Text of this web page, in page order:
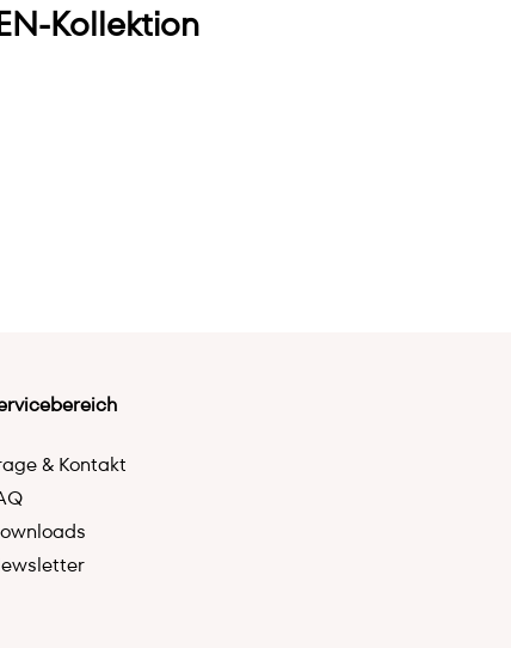
Kollektion
& Kontakt